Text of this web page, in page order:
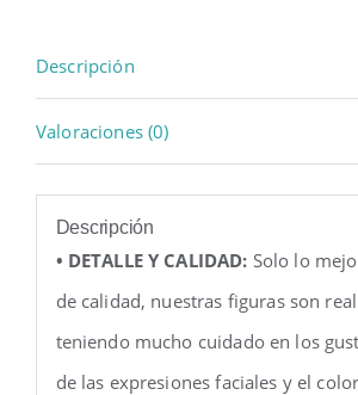
Descripción
Valoraciones (0)
Descripción
• DETALLE Y CALIDAD: Solo lo
de calidad, nuestras figuras son
teniendo mucho cuidado en los
de las expresiones faciales y el